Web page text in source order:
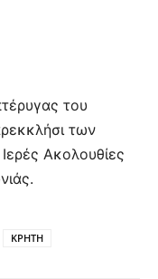
του
των
Ακολουθίες
ΚΡΗΤΗ